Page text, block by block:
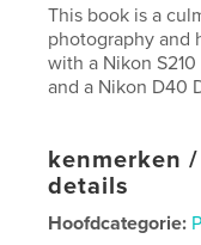
This book is a
photography and
with a Nikon
and a Nikon D40
kenmerken
details
Hoofdcategorie: